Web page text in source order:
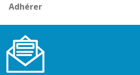
Adhérer